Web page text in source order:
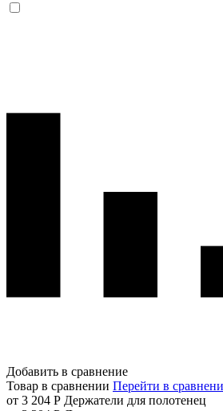
Добавить в сравнение
Товар в сравнении Перейти в
от 3 204 Р Держатели для полотенец